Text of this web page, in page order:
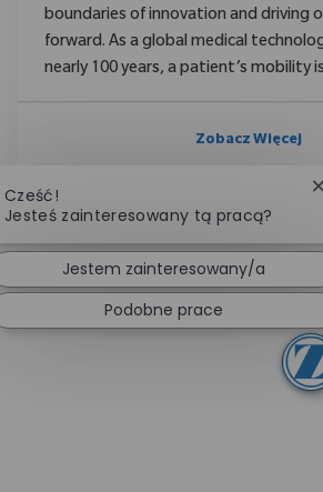
boundaries of innovation and driving
forward. As a global medical
nearly 100 years, a patient’s mobility
Zobacz Więcej
Cześć!
Jesteś zainteresowany tą pracą?
Jestem zainteresowany/a
Podobne prace